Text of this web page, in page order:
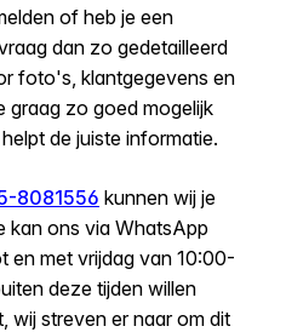
of heb je een
dan zo gedetailleerd
foto's, klantgegevens en
graag zo goed mogelijk
de juiste informatie.
8081556 kunnen wij je
kan ons via WhatsApp
en met vrijdag van 10:00-
deze tijden willen
wij streven er naar om dit